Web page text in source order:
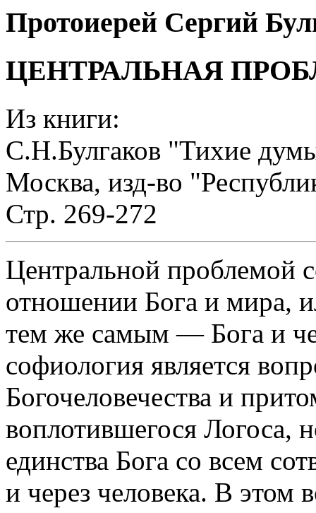
Протоиерей Сергий
ЦЕНТРАЛЬНАЯ
Из книги:
С.Н.Булгаков "Тихие
Москва, изд-во
Стр. 269-272
Центральной проблемой
отношении Бога и мира,
тем же самым — Бога и
софиология является
Богочеловечества и
воплотившегося Логоса,
единства Бога со всем
и через человека. В этом